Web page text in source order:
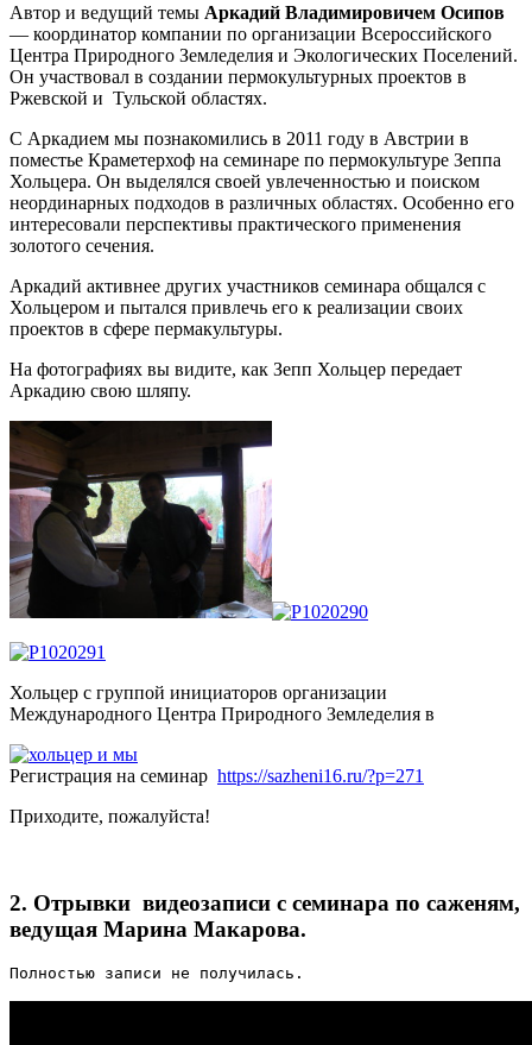
Автор и ведущий темы Аркадий Владимировичем Осипов
— координатор компании по организации Всероссийского
Центра Природного Земледелия и Экологических Поселений.
Он участвовал в создании пермокультурных проектов в
Ржевской и Тульской областях.
С Аркадием мы познакомились в 2011 году в Австрии в
поместье Краметерхоф на семинаре по пермокультуре Зеппа
Хольцера. Он выделялся своей увлеченностью и поиском
неординарных подходов в различных областях. Особенно его
интересовали перспективы практического применения
золотого сечения.
Аркадий активнее других участников семинара общался с
Хольцером и пытался привлечь его к реализации своих
проектов в сфере пермакультуры.
На фотографиях вы видите, как Зепп Хольцер передает
Аркадию свою шляпу.
Хольцер с группой инициаторов организации
Международного Центра Природного Земледелия в
Регистрация на семинар https://sazheni16.ru/?p=271
Приходите, пожалуйста!
2. Отрывки видеозаписи с семинара по саженям,
ведущая Марина Макарова.
Полностью записи не получилась.